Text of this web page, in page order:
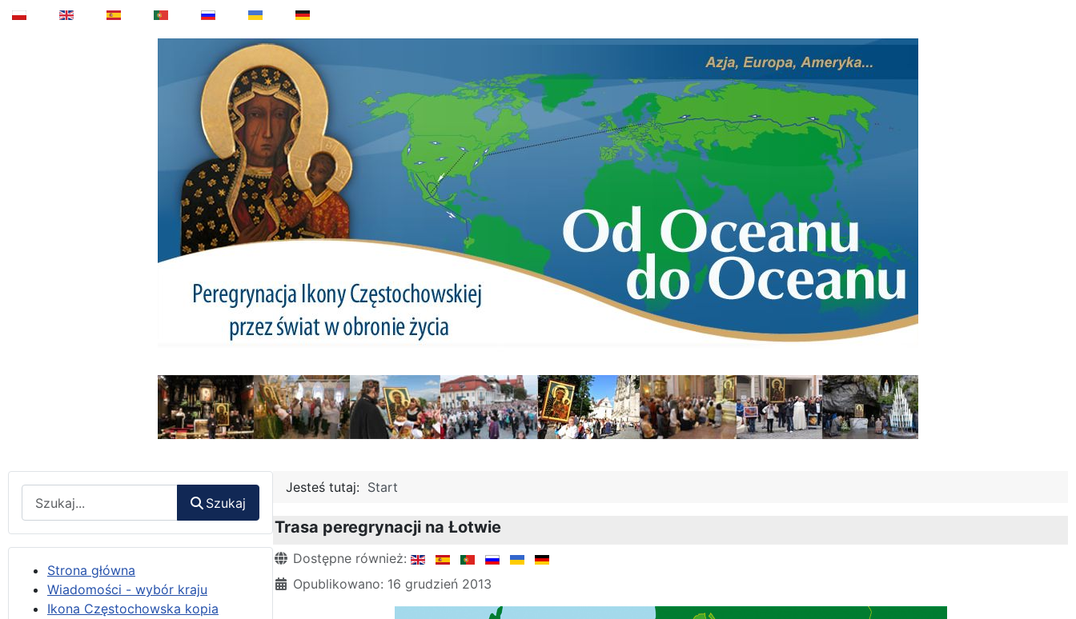
Szukaj
Strona główna
Wiadomości - wybór kraju
Ikona Częstochowska kopia
Jesteś tutaj: Start
Trasa peregrynacji na Łotwie
Szczegóły
Dostępne również:
Opublikowano: 16 grudzień 2013